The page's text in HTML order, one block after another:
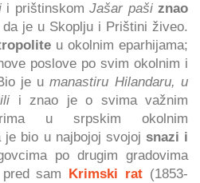
i prištinskom Jašar paši znao
da je u Skoplju i Prištini živeo.
u okolnim eparhijama;
poslove po svim okolnim i
je umanastiru Hilandaru, u
i znao je o svima važnim
u srpskim okolnim
je bio u najbojoj svojoj snazi i
po drugim gradovima
sam Krimski rat (1853-